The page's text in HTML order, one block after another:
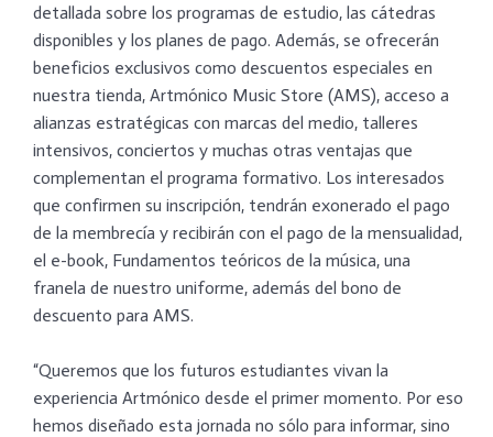
detallada sobre los programas de estudio, las cátedras
disponibles y los planes de pago. Además, se ofrecerán
beneficios exclusivos como descuentos especiales en
nuestra tienda, Artmónico Music Store (AMS), acceso a
alianzas estratégicas con marcas del medio, talleres
intensivos, conciertos y muchas otras ventajas que
complementan el programa formativo. Los interesados
que confirmen su inscripción, tendrán exonerado el pago
de la membrecía y recibirán con el pago de la mensualidad,
el e-book, Fundamentos teóricos de la música, una
franela de nuestro uniforme, además del bono de
descuento para AMS.
“Queremos que los futuros estudiantes vivan la
experiencia Artmónico desde el primer momento. Por eso
hemos diseñado esta jornada no sólo para informar, sino